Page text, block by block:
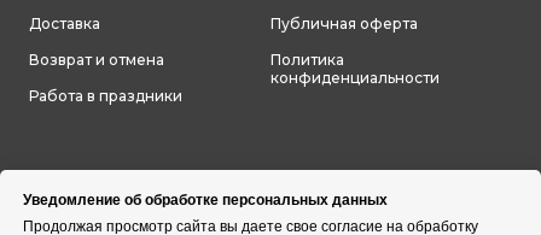
Уведомление об обработке персональных данных
Продолжая просмотр сайта вы даете свое согласие на обработку
Доставка
Возврат и отмена
Работа в праздники
Публичная оферта
Политика
конфиденциальности